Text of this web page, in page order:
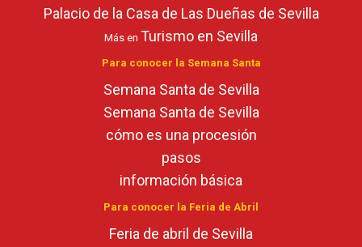
Palacio de la Casa de Las Dueñas de Sevilla
Más en Turismo en Sevilla
Para conocer la Semana Santa
Semana Santa de Sevilla
Semana Santa de Sevilla
cómo es una procesión
pasos
información básica
Para conocer la Feria de Abril
Feria de abril de Sevilla